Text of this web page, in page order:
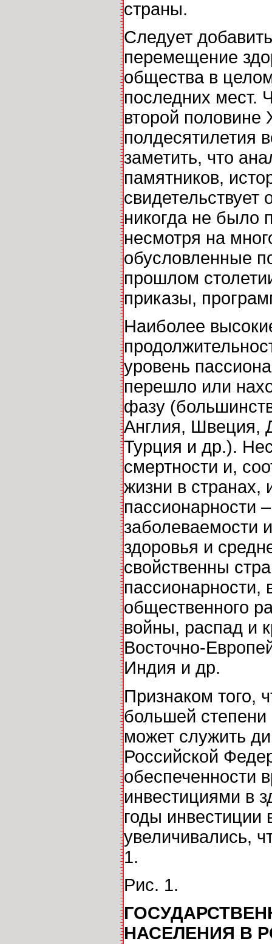
страны.
Следует
перемещение
общества в
последних мест.
второй
полдесятилетия
заметить, что
памятников,
свидетельствует
никогда не было
несмотря на
обусловленные
прошлом
приказы,
Наиболее
уровень
перешло или
фазу
Англия, Швеция,
Турция и др.).
смертности и,
жизни в
пассионарности
заболеваемости
здоровья и
свойственны
пассионарности,
общественного
войны, распад и
Восточно-
Индия и др.
Признаком того,
большей степени
может служить
Российской
обеспеченности
инвестициями в
годы инвестиции
увеличивались,
1.
Рис. 1.
НАСЕЛЕНИЯ В